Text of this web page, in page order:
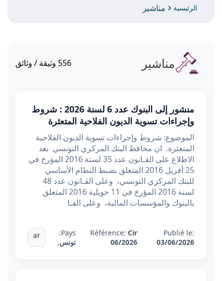
الرئيسية مناشير
مناشير 556 وثيقة / وثائق
منشور إلى البنوك عدد 6 لسنة 2026 : شروط
وإجراءات تسوية الديون الفلاحية المتعثرة
الموضوع: شروط وإجراءات تسوية الديون الفلاحية
المتعثرة. ان محافظ البنك المركزي التونسي بعد
الاطلاع على القـانون عدد 35 لسنة 2016 المؤرخ في
25 أفريل 2016 المتعلق بضبط النظام الأساسي
للبنك المركزي التونسي، وعلى القـانون عدد 48
لسنة 2016 المؤرخ في 11 جويلية 2016 المتعلق
بالبنوك والمؤسسات المالية، وعلى القـا
Publié le:
03/06/2026
Référence: Cir
06/2026
Pays:
تونس,
ar